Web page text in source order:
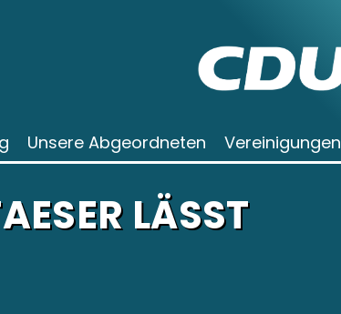
Unsere Abgeordneten
Vereinigungen
LÄSST